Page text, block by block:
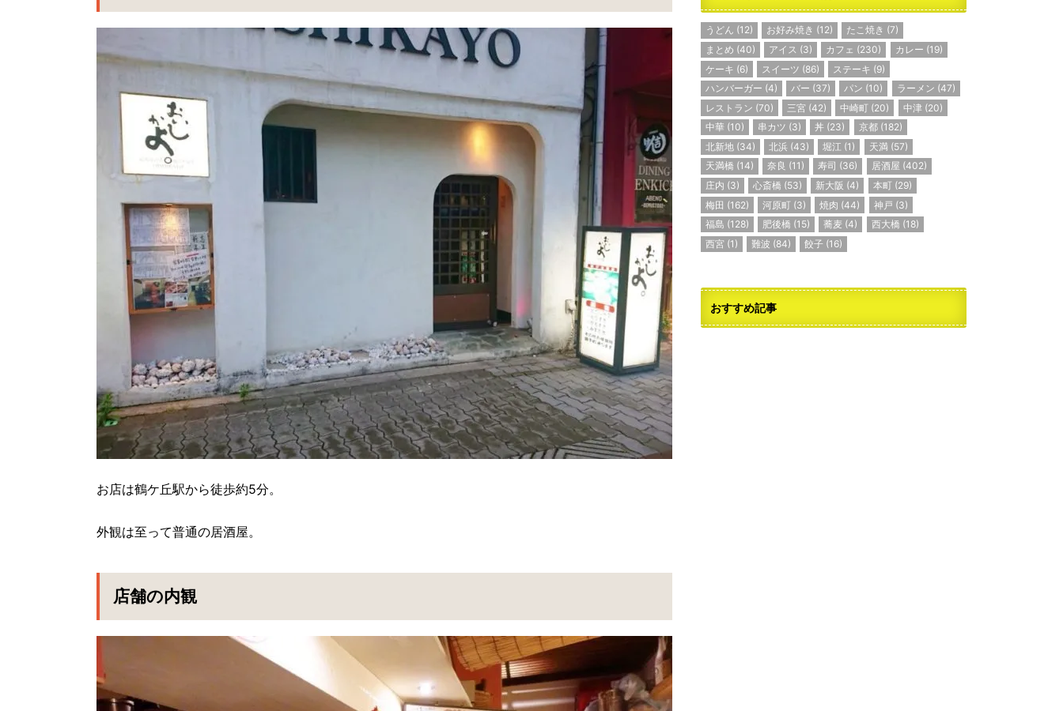
お店は鶴ケ丘駅から徒歩約5分。
外観は至って普通の居酒屋。
店舗の内観
うどん (12) お好み焼き (12) たこ焼き (7)
まとめ (40) アイス (3) カフェ (230) カレー (19)
ケーキ (6) スイーツ (86) ステーキ (9)
ハンバーガー (4) バー (37) パン (10) ラーメン (47)
レストラン (70) 三宮 (42) 中崎町 (20) 中津(20)
中華 (10) 串カツ (3) 丼 (23) 京都(182)
北新地 (34) 北浜 (43) 堀江 (1) 天満 (57)
天満橋 (14) 奈良 (11) 寿司 (36) 居酒屋 (402)
庄内 (3) 心斎橋 (53) 新大阪 (4) 本町 (29)
梅田 (162) 河原町 (3) 焼肉 (44) 神戸 (3)
福島 (128) 肥後橋 (15) 蕎麦 (4) 西大橋 (18)
西宮 (1) 難波 (84) 餃子 (16)
おすすめ記事